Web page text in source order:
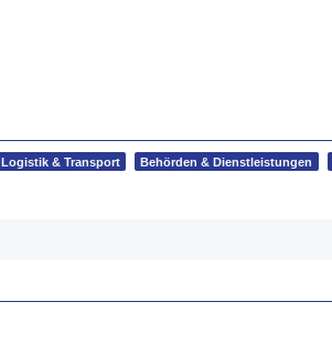
Logistik & Transport Behörden & Dienstleistungen